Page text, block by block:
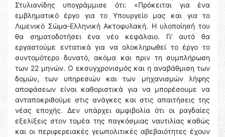
Στυλιανίδης υπογράμμισε ότι: «Πρόκειται για ένα
εμβληματικό έργο για το Υπουργείο μας και για το
Λιμενικό Σώμα-Ελληνική Ακτοφυλακή. Η υλοποίησή του
θα σηματοδοτήσει ένα νέο κεφάλαιο. Γι’ αυτό θα
εργαστούμε εντατικά για να ολοκληρωθεί το έργο το
συντομότερο δυνατό, ακόμα και πριν τη συμπλήρωση
των 22 μηνών. Ο εκσυγχρονισμός και η αναβάθμιση των
δομών, των υπηρεσιών και των μηχανισμών λήψης
αποφάσεων είναι καθοριστικά για να μπορέσουμε να
ανταποκριθούμε στις ανάγκες και στις απαιτήσεις της
νέας εποχής. Δεν υπάρχει αμφιβολία ότι οι ραγδαίες
εξελίξεις στον τομέα της παγκόσμιας ναυτιλίας καθώς
και οι περιφερειακές γεωπολιτικές αβεβαιότητες έχουν